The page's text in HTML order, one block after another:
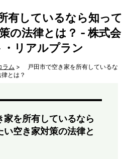
有しているなら知って
の法律とは？ - 株式会
リアルプラン
ラム > 戸田市で空き家を所有しているな
とは？
家を所有しているなら
い空き家対策の法律と